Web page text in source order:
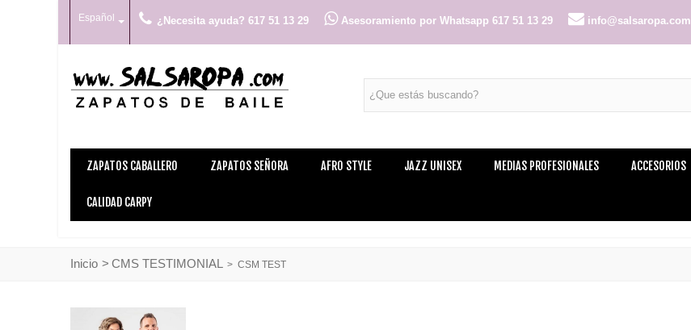
Español ¿Necesita ayuda? 617 51 13 29 Asesoramiento por Whatsapp 617 51 13 29 info@salsaropa.com
ZAPATOS CABALLERO ZAPATOS SEÑORA AFRO STYLE JAZZ UNISEX MEDIAS PROFESIONALES ACCESORIOS
CALIDAD CARPY
Inicio > CMS TESTIMONIAL > CSM TEST